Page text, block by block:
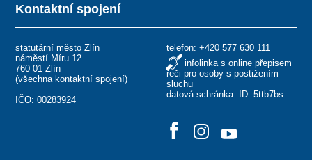
Kontaktní spojení
statutární město Zlín
náměstí Míru 12
760 01 Zlín
(všechna kontaktní spojení)
IČO: 00283924
telefon: +420 577 630 111
infolinka s online přepisem
řeči pro osoby s postižením
sluchu
datová schránka: ID: 5ttb7bs